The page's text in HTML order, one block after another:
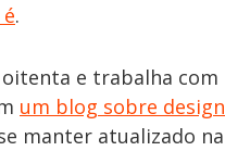
.
e trabalha com
um blog sobre design
manter atualizado na